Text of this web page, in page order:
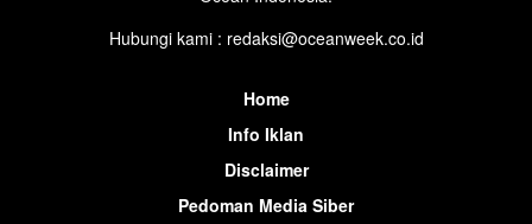
Hubungi kami : redaksi@oceanweek.co.id
Home
Info Iklan
Disclaimer
Pedoman Media Siber